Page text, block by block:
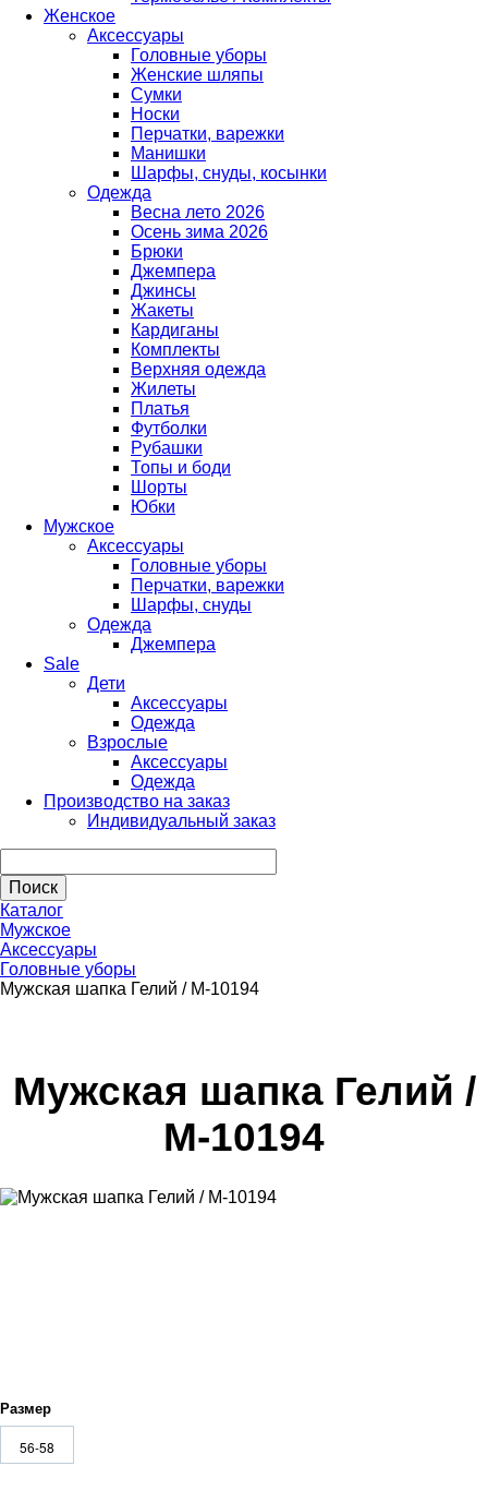
Женское
Аксессуары
Головные уборы
Женские шляпы
Сумки
Носки
Перчатки, варежки
Манишки
Шарфы, снуды, косынки
Одежда
Весна лето 2026
Осень зима 2026
Брюки
Джемпера
Джинсы
Жакеты
Кардиганы
Комплекты
Верхняя одежда
Жилеты
Платья
Футболки
Рубашки
Топы и боди
Шорты
Юбки
Мужское
Аксессуары
Головные уборы
Перчатки, варежки
Шарфы, снуды
Одежда
Джемпера
Sale
Дети
Аксессуары
Одежда
Взрослые
Аксессуары
Одежда
Производство на заказ
Индивидуальный заказ
Каталог
Мужское
Аксессуары
Головные уборы
Мужская шапка Гелий / М-10194
Мужская шапка Гелий /
М-10194
Размер
56-58